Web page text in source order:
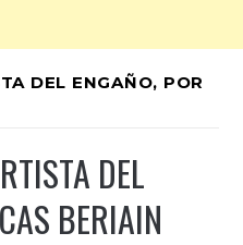
DEL ENGAÑO, POR
DEL
BERIAIN